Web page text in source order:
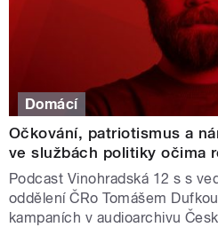
Domácí
Očkování, patriotismus a
ve službách politiky očima
Podcast Vinohradská 12 s s
oddělení ČRo Tomášem
kampaních v audioarchivu